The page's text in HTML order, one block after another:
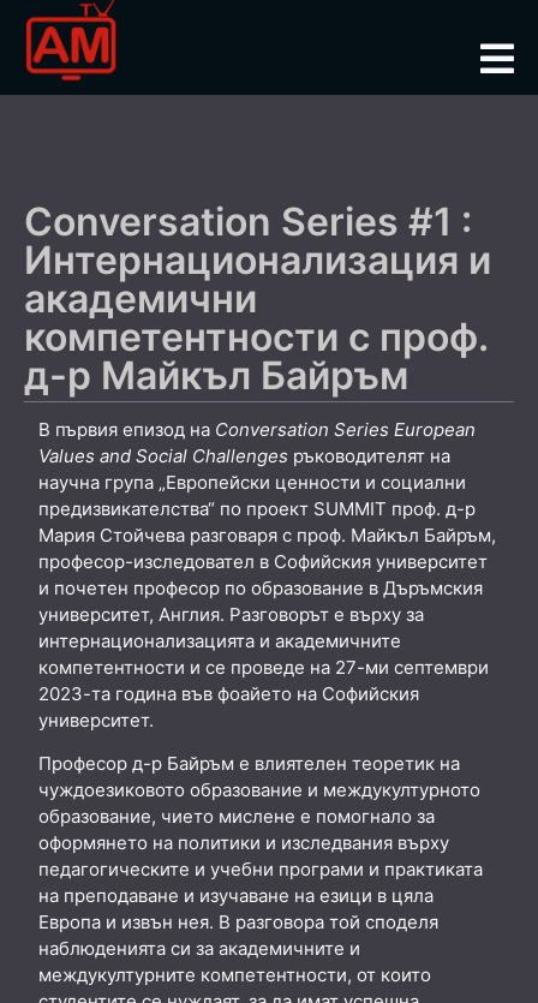
Conversation Series #1 :
Интернационализация и
академични
компетентности с проф.
д-р Майкъл Байръм
В първия епизод на Conversation Series European
Values and Social Challenges ръководителят на
научна група „Европейски ценности и социални
предизвикателства“ по проект SUMMIT проф. д-р
Мария Стойчева разговаря с проф. Майкъл Байръм,
професор-изследовател в Софийския университет
и почетен професор по образование в Дъръмския
университет, Англия. Разговорът е върху за
интернационализацията и академичните
компетентности и се проведе на 27-ми септември
2023-та година във фоайето на Софийския
университет.
Професор д-р Байръм е влиятелен теоретик на
чуждоезиковото образование и междукултурното
образование, чието мислене е помогнало за
оформянето на политики и изследвания върху
педагогическите и учебни програми и практиката
на преподаване и изучаване на езици в цяла
Европа и извън нея. В разговора той споделя
наблюденията си за академичните и
междукултурните компетентности, от които